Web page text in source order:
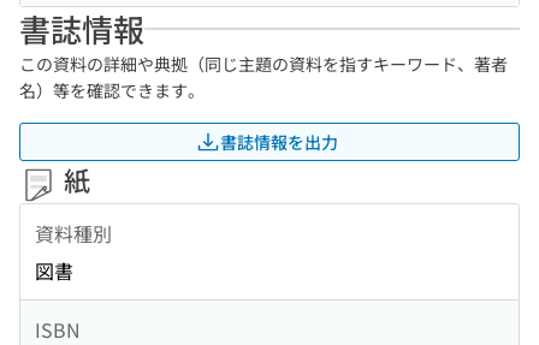
書誌情報
この資料の詳細や典拠（同じ主題の資料を指すキーワード、著者
名）等を確認できます。
書誌情報を出力
紙
資料種別
図書
ISBN